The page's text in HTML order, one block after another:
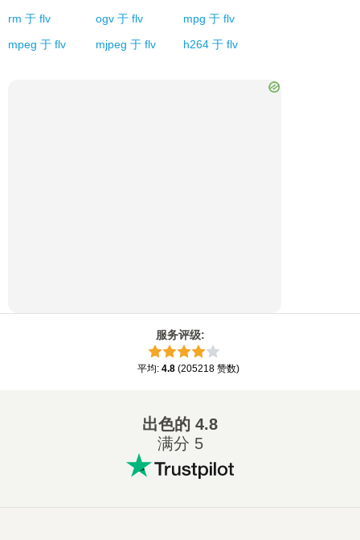
rm 于 flv ogv 于 flv mpg 于 flv
mpeg 于 flv mjpeg 于 flv h264 于 flv
服务评级:
平均: 4.8 (205218 赞数)
出色的 4.8
满分 5